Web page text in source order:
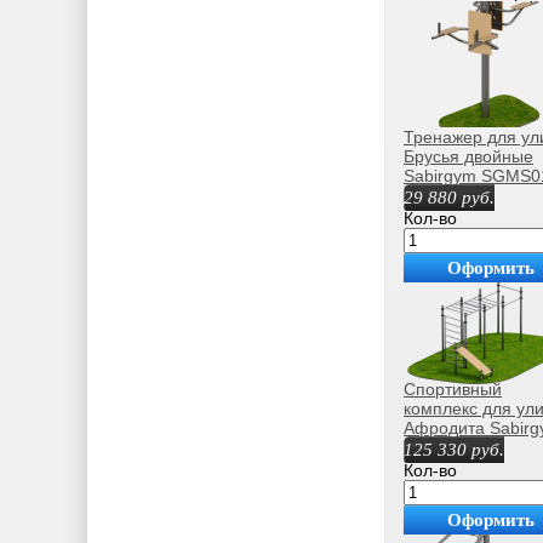
Тренажер для
Брусья двойные
Sabirgym
29 880 руб.
Кол-во
Оформить
покупку
Спортивный
комплекс для
Афродита
SGWOK104 васил
125 330 руб.
Кол-во
Оформить